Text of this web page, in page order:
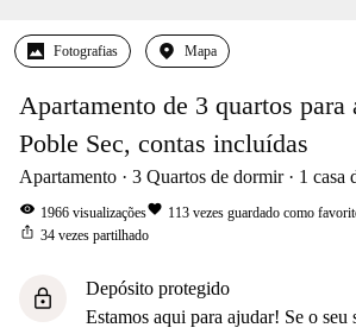
Fotografias Mapa
Apartamento de 3 quartos para
Poble Sec, contas incluídas
Apartamento 3 Quartos de dormir 1 casa
visibility 1966 visualizaçõesfavorite 113 vezes guardado como
ios_share 34 vezes partilhado
lock
Depósito protegido
Estamos aqui para ajudar! Se o seu